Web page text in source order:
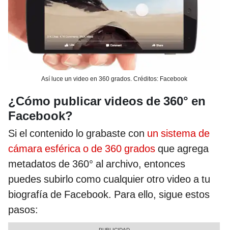
Así luce un video en 360 grados. Créditos: Facebook
¿Cómo publicar videos de 360° en
Facebook?
Si el contenido lo grabaste con un sistema de
cámara esférica o de 360 grados que agrega
metadatos de 360° al archivo, entonces
puedes subirlo como cualquier otro video a tu
biografía de Facebook. Para ello, sigue estos
pasos: